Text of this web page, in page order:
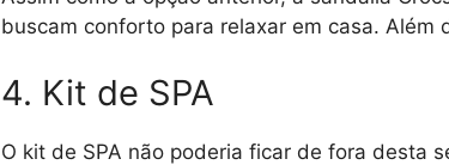
buscam conforto para relaxar em casa.
4. Kit de SPA
O kit de SPA não poderia ficar de fora desta